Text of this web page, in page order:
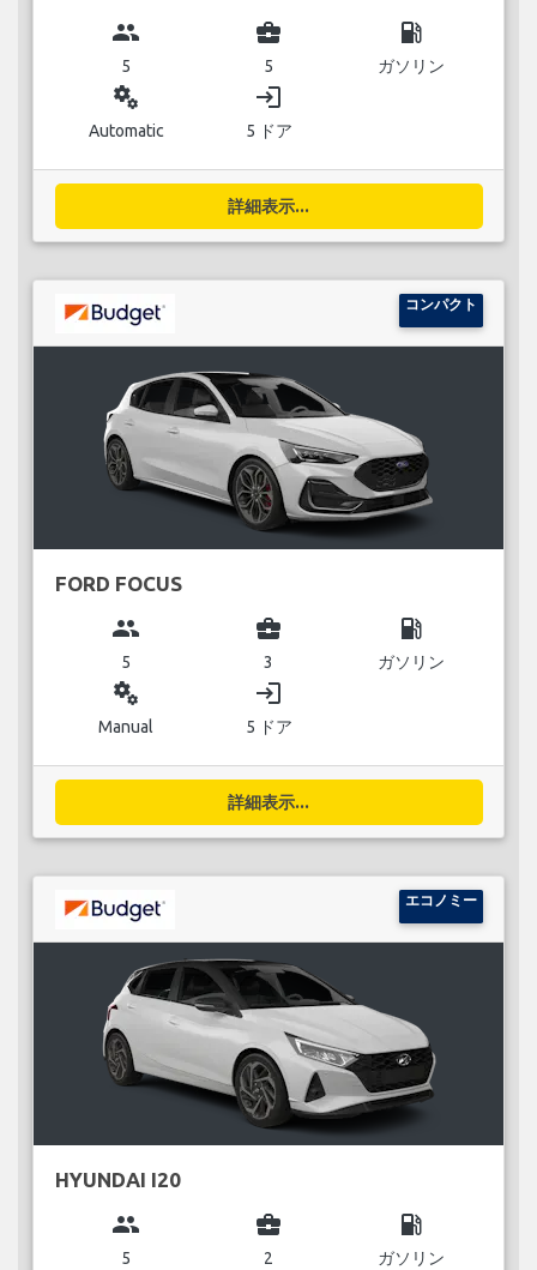
group
5
business_center
5
local_gas_station
ガソリン
miscellaneous_services
Automatic
login
5 ドア
詳細表示...
コンパクト
FORD FOCUS
group
5
business_center
3
local_gas_station
ガソリン
miscellaneous_services
Manual
login
5 ドア
詳細表示...
エコノミー
HYUNDAI I20
group
5
business_center
2
local_gas_station
ガソリン